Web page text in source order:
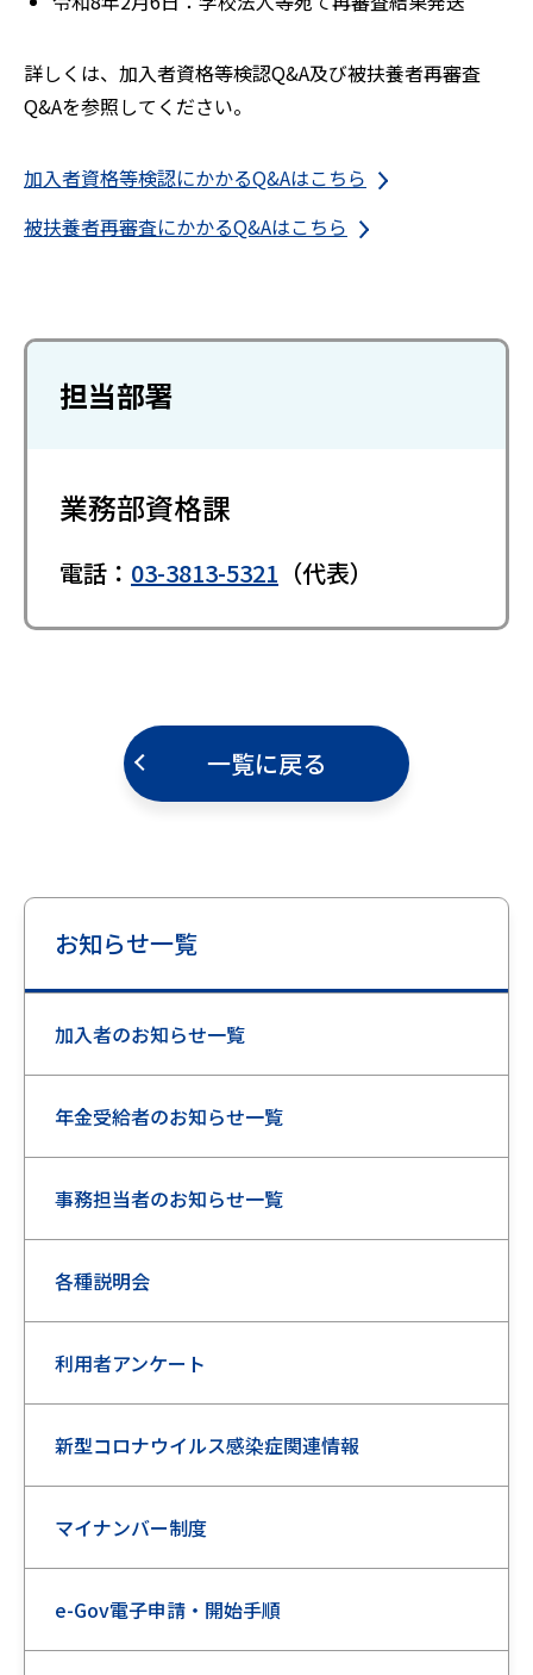
詳しくは、加入者資格等検認Q&A及び被扶養者再審査
Q&Aを参照してください。
加入者資格等検認にかかるQ&Aはこちら
被扶養者再審査にかかるQ&Aはこちら
担当部署
業務部資格課
電話： 03-3813-5321 （代表）
一覧に戻る
お知らせ一覧
加入者のお知らせ一覧
年金受給者のお知らせ一覧
事務担当者のお知らせ一覧
各種説明会
利用者アンケート
新型コロナウイルス感染症関連情報
マイナンバー制度
e-Gov電子申請・開始手順